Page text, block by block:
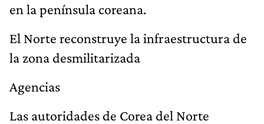
en la península coreana.
El Norte reconstruye la infraestructura de
la zona desmilitarizada
Agencias
Las autoridades de Corea del Norte